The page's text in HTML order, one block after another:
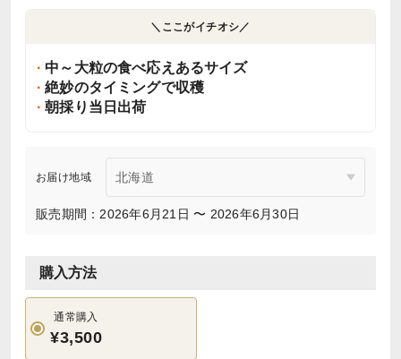
＼ここがイチオシ／
中～大粒の食べ応えあるサイズ
絶妙のタイミングで収穫
朝採り当日出荷
お届け地域
販売期間：2026年6月21日 〜 2026年6月30日
購入方法
通常購入
¥3,500